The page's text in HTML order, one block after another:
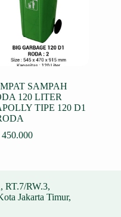
SAMPAH
120 LITER
TIPE 120 D1
450.000
RT.7/RW.3,
Jakarta Timur,